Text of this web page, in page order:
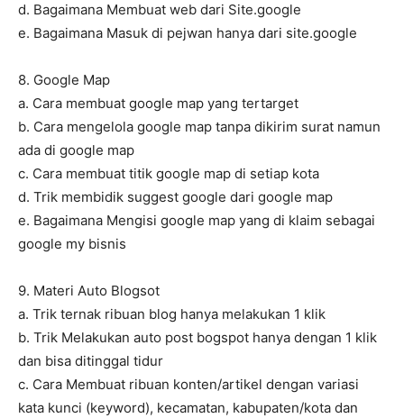
d. Bagaimana Membuat web dari Site.google
e. Bagaimana Masuk di pejwan hanya dari site.google
8. Google Map
a. Cara membuat google map yang tertarget
b. Cara mengelola google map tanpa dikirim surat namun
ada di google map
c. Cara membuat titik google map di setiap kota
d. Trik membidik suggest google dari google map
e. Bagaimana Mengisi google map yang di klaim sebagai
google my bisnis
9. Materi Auto Blogsot
a. Trik ternak ribuan blog hanya melakukan 1 klik
b. Trik Melakukan auto post bogspot hanya dengan 1 klik
dan bisa ditinggal tidur
c. Cara Membuat ribuan konten/artikel dengan variasi
kata kunci (keyword), kecamatan, kabupaten/kota dan